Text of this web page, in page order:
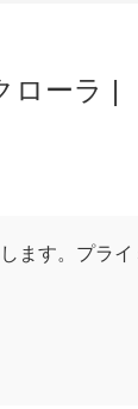
ローラ |
ます。プライ